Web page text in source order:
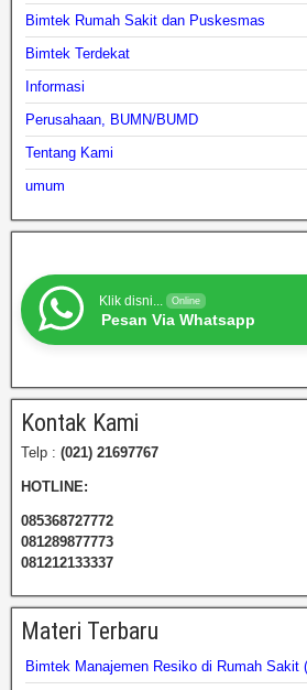
Bimtek Rumah Sakit dan Puskesmas
Bimtek Terdekat
Informasi
Perusahaan, BUMN/BUMD
Tentang Kami
umum
Klik disni... Online
Pesan Via Whatsapp
Kontak Kami
Telp : (021) 21697767
HOTLINE:
085368727772
081289877773
081212133337
Materi Terbaru
Bimtek Manajemen Resiko di Rumah Sakit